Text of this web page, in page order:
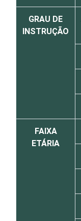
GRAU DE
INSTRUÇÃO
FAIXA
ETÁRIA